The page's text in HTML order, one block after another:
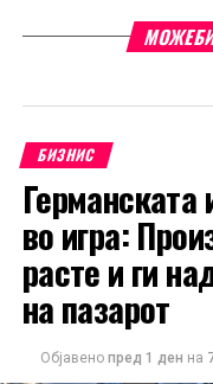
БИЗНИС
Германската
во игра:
расте и ги
на пазарот
Објавено пред 1 ден на